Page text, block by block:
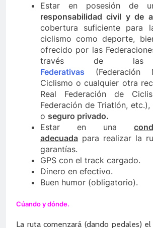
Estar en posesión de
responsabilidad civil y de
cobertura suficiente para
ciclismo como deporte,
ofrecido por las
través de
Federativas (Federación
Ciclismo o cualquier otra
Real Federación de
Federación de Triatlón,
o seguro privado.
Estar en una
adecuada para realizar la
garantías.
GPS con el track cargado.
Dinero en efectivo.
Buen humor (obligatorio).
Cúando y dónde.
La ruta comenzará (dando pedales) el